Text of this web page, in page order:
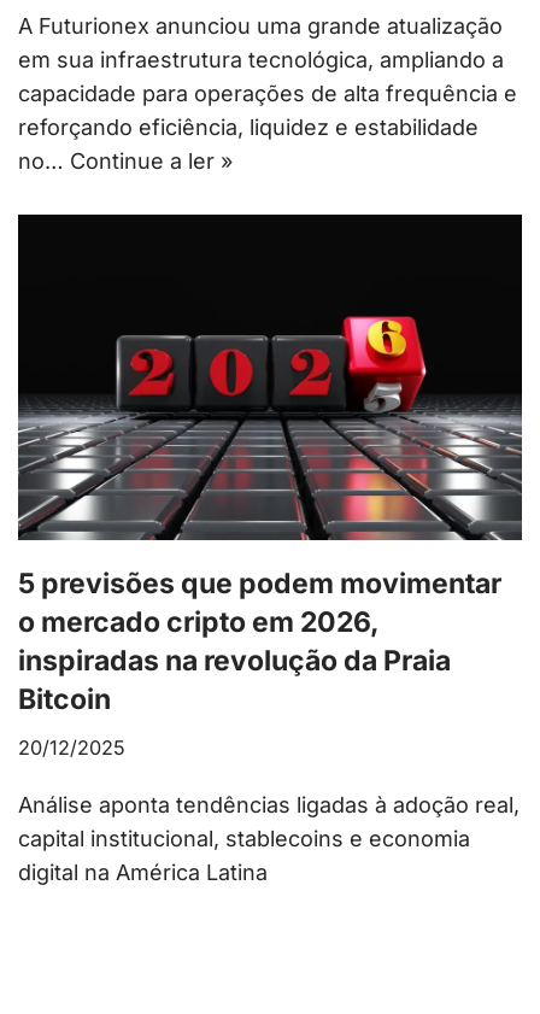
A Futurionex anunciou uma grande atualização
em sua infraestrutura tecnológica, ampliando a
capacidade para operações de alta frequência e
reforçando eficiência, liquidez e estabilidade
no… Continue a ler »
5 previsões que podem movimentar
o mercado cripto em 2026,
inspiradas na revolução da Praia
Bitcoin
20/12/2025
Análise aponta tendências ligadas à adoção real,
capital institucional, stablecoins e economia
digital na América Latina